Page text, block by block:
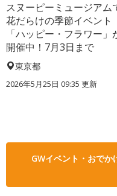
スヌーピーミュージアム
花だらけの季節イベント
「ハッピー・フラワー」
開催中！7月3日まで
東京都
2026年5月25日 09:35 更新
GWイベント・おで